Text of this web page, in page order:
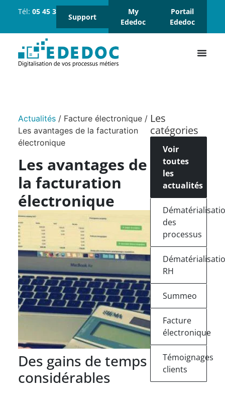
Tél: 05 45 37 18 18
nous :
Support
My
Ededoc
Portail
Ededoc
Actualités/ Facture électronique/
Les avantages de la facturation
électronique
Les avantages de
la facturation
électronique
Des gains de temps
considérables
Les
catégories
Voir
toutes
les
actualités
des
processus
RH
Summeo
Facture
électronique
Témoignages
clients